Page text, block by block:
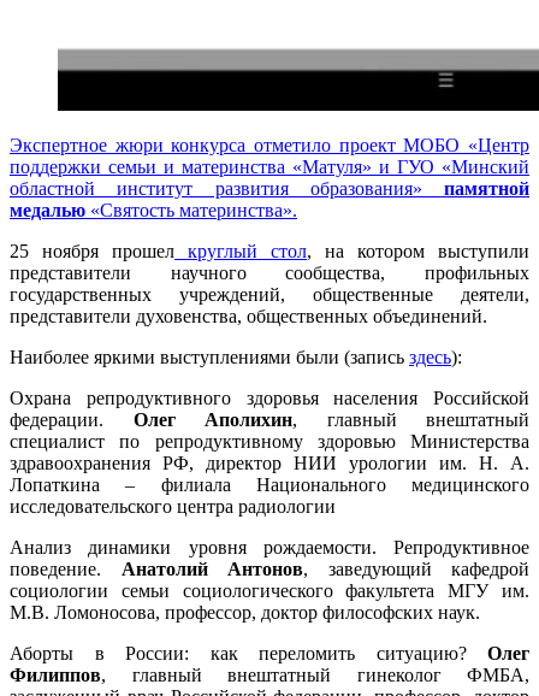
Экспертное жюри конкурса отметило проект МОБО «Центр
поддержки семьи и материнства «Матуля» и ГУО «Минский
областной институт развития образования» памятной
медалью «Святость материнства».
25 ноября прошел круглый стол, на котором выступили
представители научного сообщества, профильных
государственных учреждений, общественные деятели,
представители духовенства, общественных объединений.
Наиболее яркими выступлениями были (запись здесь):
Охрана репродуктивного здоровья населения Российской
федерации. Олег Аполихин, главный внештатный
специалист по репродуктивному здоровью Министерства
здравоохранения РФ, директор НИИ урологии им. Н. А.
Лопаткина – филиала Национального медицинского
исследовательского центра радиологии
Анализ динамики уровня рождаемости. Репродуктивное
поведение. Анатолий Антонов, заведующий кафедрой
социологии семьи социологического факультета МГУ им.
М.В. Ломоносова, профессор, доктор философских наук.
Аборты в России: как переломить ситуацию? Олег
Филиппов, главный внештатный гинеколог ФМБА,